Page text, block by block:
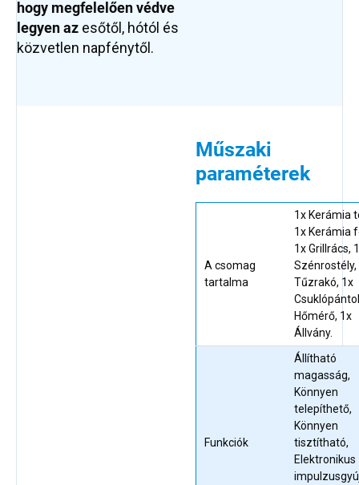
hogy megfelelően védve
legyen az esőtől, hótól és
közvetlen napfénytől.
Műszaki
paraméterek
A csomag
tartalma
1x Kerámia
1x Kerámia
1x Grillrács,
Szénrostély,
Tűzrakó, 1x
Hőmérő, 1x
Állvány.
Funkciók
Állítható
magasság,
Könnyen
telepíthető,
Könnyen
tisztítható,
Elektronikus